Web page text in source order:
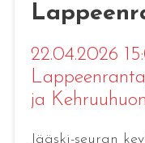
22.04.2026
Lappeenranta
ja
Jääski-seuran